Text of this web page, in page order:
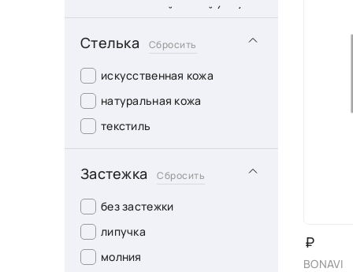
МАДЕЛЛА
РЕНЗОНИ
стандартный низкий (до 4
стандартный средний (до 9
Стелька Сбросить
искусственная кожа
натуральная кожа
текстиль
Застежка Сбросить
без застежки
липучка
молния
₽
BONAVI